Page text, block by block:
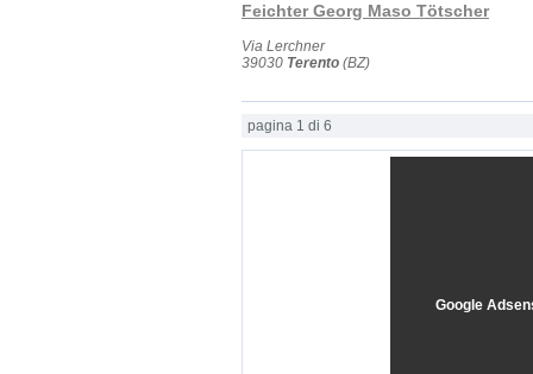
Feichter Georg Maso Tötscher
Via Lerchner
39030 Terento (BZ)
pagina 1 di 6
Google